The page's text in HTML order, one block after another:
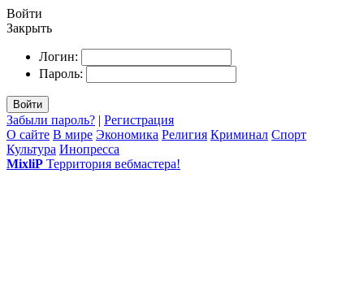
Войти
Закрыть
Логин:
Пароль:
Войти
Забыли пароль? | Регистрация
О сайте В мире Экономика Религия Криминал Спорт
Культура Инопресса
MixliP Территория вебмастера!